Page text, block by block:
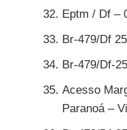
Eptm / Df –
Br-479/Df
Br-479/Df-
Acesso
Paranoá –